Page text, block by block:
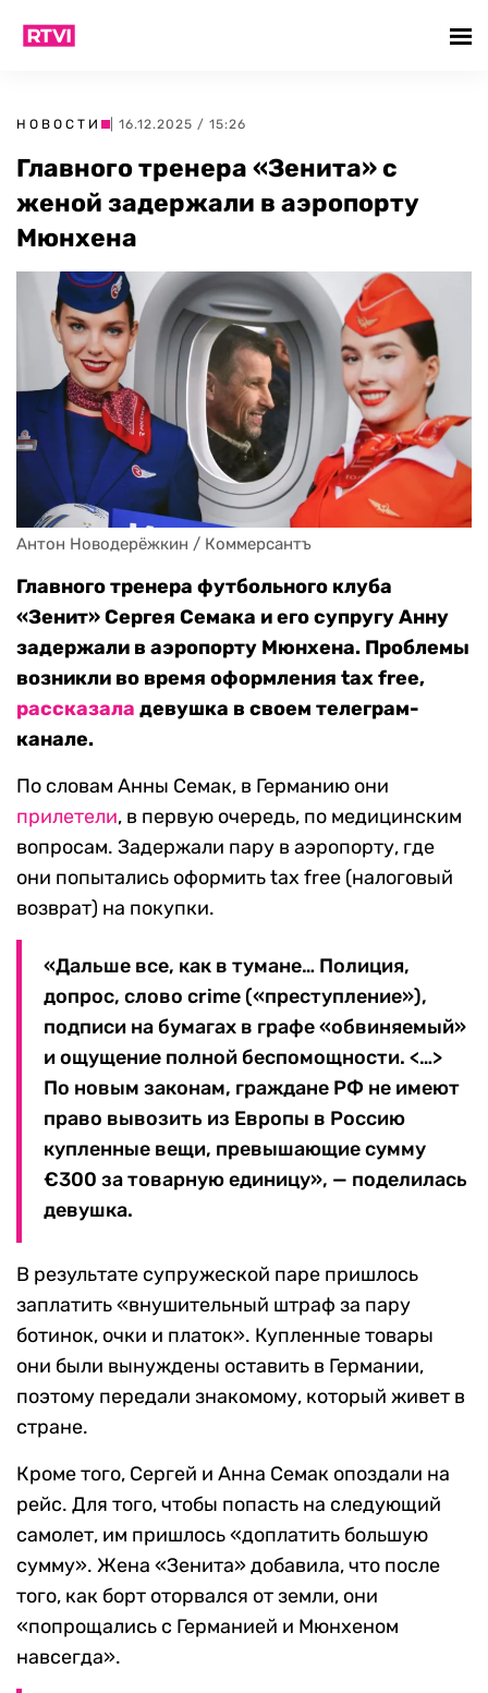
НОВОСТИ | 16.12.2025 / 15:26
Главного тренера «Зенита» с
женой задержали в аэропорту
Мюнхена
Антон Новодерёжкин / Коммерсантъ
Главного тренера футбольного клуба
«Зенит» Сергея Семака и его супругу Анну
задержали в аэропорту Мюнхена. Проблемы
возникли во время оформления tax free,
рассказала девушка в своем телеграм-
канале.
По словам Анны Семак, в Германию они
прилетели, в первую очередь, по медицинским
вопросам. Задержали пару в аэропорту, где
они попытались оформить tax free (налоговый
возврат) на покупки.
«Дальше все, как в тумане… Полиция,
допрос, слово crime («преступление»),
подписи на бумагах в графе «обвиняемый»
и ощущение полной беспомощности. <…>
По новым законам, граждане РФ не имеют
право вывозить из Европы в Россию
купленные вещи, превышающие сумму
€300 за товарную единицу», — поделилась
девушка.
В результате супружеской паре пришлось
заплатить «внушительный штраф за пару
ботинок, очки и платок». Купленные товары
они были вынуждены оставить в Германии,
поэтому передали знакомому, который живет в
стране.
Кроме того, Сергей и Анна Семак опоздали на
рейс. Для того, чтобы попасть на следующий
самолет, им пришлось «доплатить большую
сумму». Жена «Зенита» добавила, что после
того, как борт оторвался от земли, они
«попрощались с Германией и Мюнхеном
навсегда».